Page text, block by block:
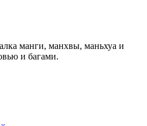
манги, манхвы, маньхуа и
и багами.